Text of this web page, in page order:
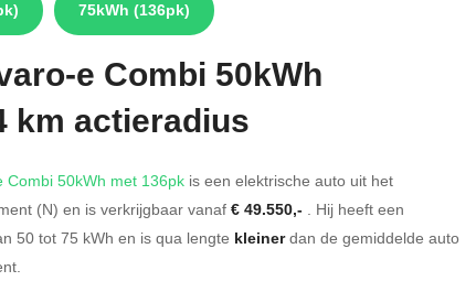
75kWh (136pk)
e Combi 50kWh
km actieradius
Combi 50kWh met 136pk is een elektrische auto uit het
(N) en is verkrijgbaar vanaf € 49.550,- . Hij heeft een
50 tot 75 kWh en is qua lengte kleinerdan de gemiddelde auto